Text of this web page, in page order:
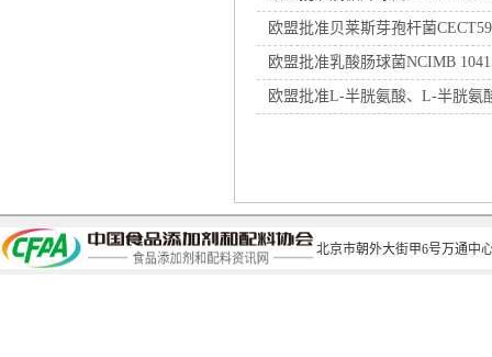
欧盟批准贝莱斯芽孢杆菌
欧盟批准乳酸肠球菌NCIMB
欧盟批准L-半胱氨酸、L-半胱氨
北京市朝外大街甲6号万通中